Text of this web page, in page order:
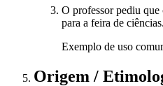
O professor pediu que
para a feira de ciências.
Exemplo de uso
Origem /